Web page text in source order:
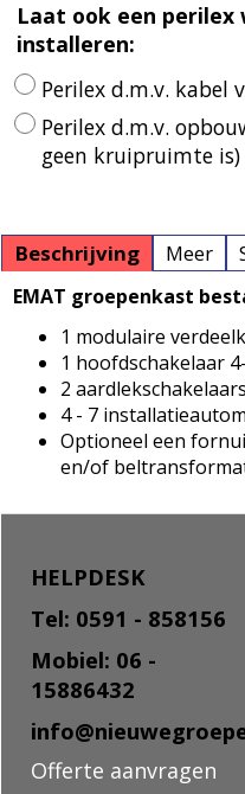
Laat ook een perilex
installeren:
Perilex d.m.v.
Perilex d.m.v.
geen kruipruimte is)
Beschrijving Meer
EMAT groepenkast
1 modulaire
1 hoofdschakelaar
2
4 - 7
Optioneel een
en/of
HELPDESK
Tel: 0591 - 858156
Mobiel: 06 -
15886432
Offerte aanvragen